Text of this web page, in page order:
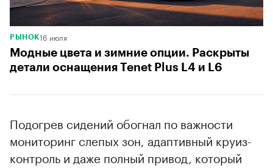
РЫНОК16 июля
Модные цвета и зимние опции. Раскрыты
детали оснащения Tenet Plus L4 и L6
Подогрев сидений обогнал по важности
мониторинг слепых зон, адаптивный круиз-
контроль и даже полный привод, который